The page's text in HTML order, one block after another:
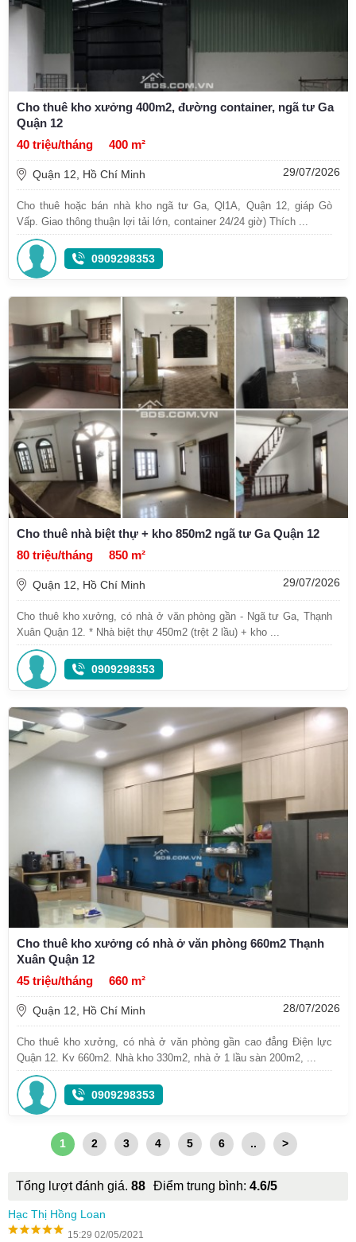
Cho thuê kho xưởng 400m2, đường container, ngã tư Ga
Quận 12
40 triệu/tháng
400 m²
Quận 12, Hồ Chí Minh 29/07/2026
Cho thuê hoặc bán nhà kho ngã tư Ga, Ql1A, Quận 12, giáp Gò
Vấp. Giao thông thuận lợi tải lớn, container 24/24 giờ) Thích ...
0909298353
Cho thuê nhà biệt thự + kho 850m2 ngã tư Ga Quận 12
80 triệu/tháng
850 m²
Quận 12, Hồ Chí Minh 29/07/2026
Cho thuê kho xưởng, có nhà ở văn phòng gần - Ngã tư Ga, Thạnh
Xuân Quận 12. * Nhà biệt thự 450m2 (trệt 2 lầu) + kho ...
0909298353
Cho thuê kho xưởng có nhà ở văn phòng 660m2 Thạnh
Xuân Quận 12
45 triệu/tháng
660 m²
Quận 12, Hồ Chí Minh 28/07/2026
Cho thuê kho xưởng, có nhà ở văn phòng gần cao đẳng Điện lực
Quận 12. Kv 660m2. Nhà kho 330m2, nhà ở 1 lầu sàn 200m2, ...
0909298353
1 2 3 4 5 6 .. >
Tổng lượt đánh giá. 88 Điểm trung bình: 4.6/5
Hạc Thị Hồng Loan
15:29 02/05/2021